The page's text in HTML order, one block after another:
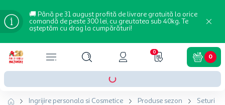
🚚 Până pe 31 august profită de livrare gratuită la orice
comandă de peste 300 lei, cu greutatea sub 40kg. Te
așteptăm cu drag la cumpărături!
0
0
Ingrijire personala si Cosmetice Produse sezon Seturi